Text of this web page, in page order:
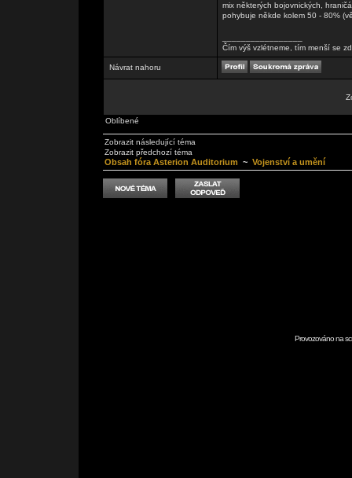
mix některých bojovnických,
pohybuje někde kolem 50 - 80%
Čím výš vzlétneme, tím menší se
Návrat nahoru
Oblíbené
Zobrazit následující téma
Zobrazit předchozí téma
Obsah fóra Asterion Auditorium ~ Vojenství a umění
Provozováno na